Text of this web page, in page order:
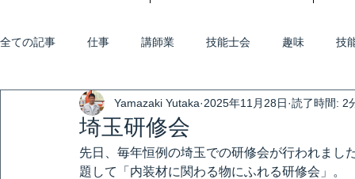
全ての記事 仕事 講師業 技能士会 趣味 技
埼玉研修会
Yamazaki Yutaka 2025年11月28日 読了時間: 2
先日、毎年恒例の埼玉での研修会が行われまし
題して「内装材に関わる物にふれる研修会」。